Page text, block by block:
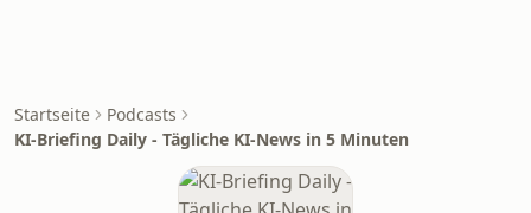
Startseite
Podcasts
KI-Briefing Daily - Tägliche KI-News in 5 Minuten